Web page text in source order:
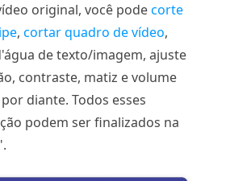
original, você podecorte
, cortar quadro de vídeo,
de texto/imagem, ajuste
contraste, matiz e volume
diante. Todos esses
podem ser finalizados na